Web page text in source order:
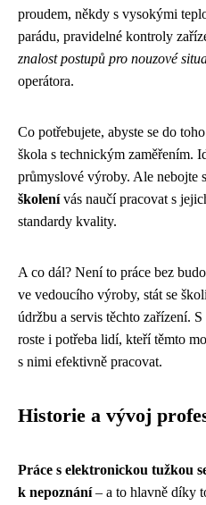
proudem, někdy s vysokými
parádu, pravidelné kontroly
znalost postupů pro nouzové
operátora.
Co potřebujete, abyste se do
škola s technickým zaměřením.
průmyslové výroby. Ale nebojte
školenívás naučí pracovat s
standardy kvality.
A co dál? Není to práce bez
ve vedoucího výroby, stát se
údržbu a servis těchto zařízení.
roste i potřeba lidí, kteří těmto
s nimi efektivně pracovat.
Historie a vývoj
Práce s elektronickou tužkou
k nepoznání– a to hlavně díky